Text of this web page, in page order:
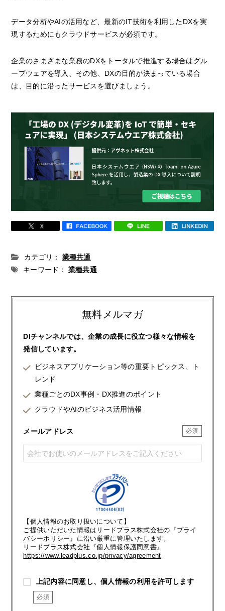
データ分析やAIの活用など、最新のIT技術を利用したDXを実
現するためにもクラウドサービスが必須です。
企業のさまざまな業務のDXをトータルで推進する場合はグル
ープウェアを導入、その他、DXの目的が決まっている場合
は、目的に沿ったサービスを選びましょう。
カテゴリ：
業種共通
キーワード：
業種共通
無料メルマガ
DIチャンネルでは、企業の成長に役立つ様々な情報を
発信しています。
ビジネスアプリケーション等の重要トピックス、ト
レンド
業種ごとのDX事例・DX推進のポイント
クラウドやAIのビジネス活用情報
メールアドレス
【個人情報のお取り扱いについて】
ご提供いただいた情報はリードプラス株式会社の『プライ
バシーポリシー』に沿い厳重に管理いたします。
リードプラス株式会社『個人情報保護同意書』
https://www.leadplus.co.jp/privacy/agreement
上記内容に同意し、個人情報の利用を許可します